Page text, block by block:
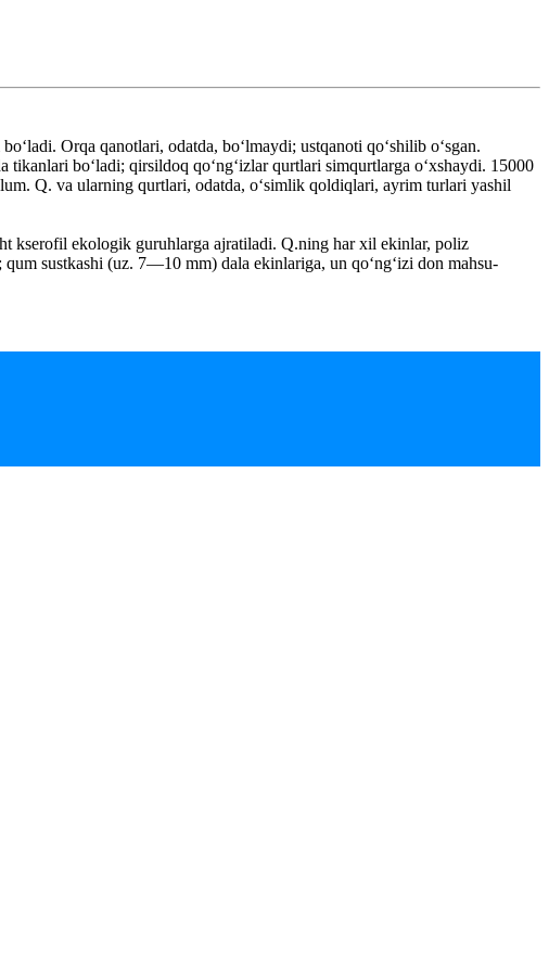
Orqa qanotlari, odatda, boʻlmaydi; ustqanoti qoʻshilib oʻsgan.
boʻladi; qirsildoq qoʻngʻizlar qurtlari simqurtlarga oʻxshaydi. 15000
Q. va ularning qurtlari, odatda, oʻsimlik qoldiqlari, ayrim turlari yashil
kserofil ekologik guruhlarga ajratiladi. Q.ning har xil ekinlar, poliz
sustkashi (uz. 7—10 mm) dala ekinlariga, un qoʻngʻizi don mahsu-